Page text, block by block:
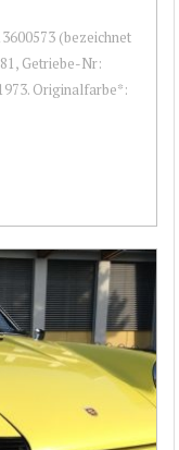
(bezeichnet
Getriebe-Nr:
Originalfarbe*: